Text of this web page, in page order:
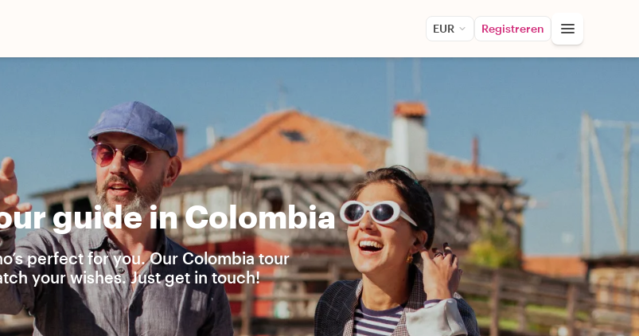
EUR Registreren
guide in Colombia
perfect for you. Our Colombia tour
your wishes. Just get in touch!